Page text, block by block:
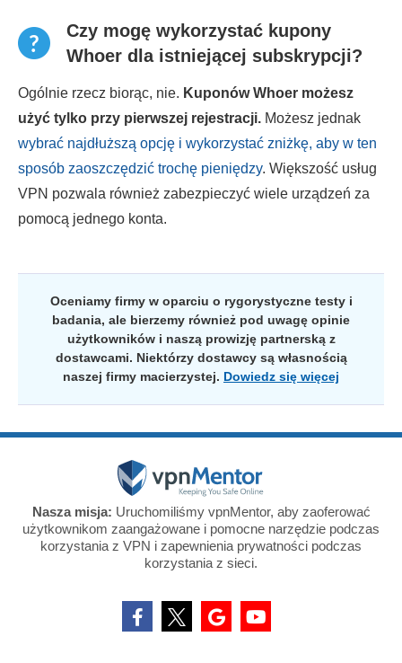
Czy mogę wykorzystać kupony
Whoer dla istniejącej subskrypcji?
Ogólnie rzecz biorąc, nie. Kuponów Whoer możesz
użyć tylko przy pierwszej rejestracji. Możesz jednak
wybrać najdłuższą opcję i wykorzystać zniżkę, aby w ten
sposób zaoszczędzić trochę pieniędzy. Większość usług
VPN pozwala również zabezpieczyć wiele urządzeń za
pomocą jednego konta.
Oceniamy firmy w oparciu o rygorystyczne testy i
badania, ale bierzemy również pod uwagę opinie
użytkowników i naszą prowizję partnerską z
dostawcami. Niektórzy dostawcy są własnością
naszej firmy macierzystej. Dowiedz się więcej
Nasza misja: Uruchomiliśmy vpnMentor, aby zaoferować
użytkownikom zaangażowane i pomocne narzędzie podczas
korzystania z VPN i zapewnienia prywatności podczas
korzystania z sieci.